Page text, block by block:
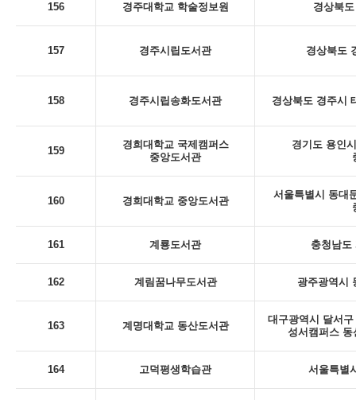
156 경주대학교 학술정보원 경상북
157 경주시립도서관 경상북도
158 경주시립송화도서관 경상북도 경주시
159
경희대학교 국제캠퍼스
중앙도서관
경기도 용인
160 경희대학교 중앙도서관
서울특별시 동대
161 계룡도서관 충청남도
162 계림꿈나무도서관 광주광역시
163 계명대학교 동산도서관
대구광역시 달서
성서캠퍼스 동
164 고덕평생학습관 서울특별